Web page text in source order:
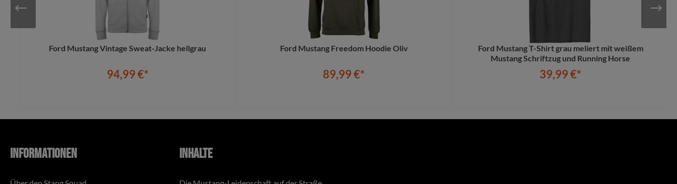
Ford Mustang Vintage Sweat-Jacke hellgrau
94,99 €*
Ford Mustang Freedom Hoodie Oliv
89,99 €*
Ford Mustang T-Shirt grau meliert mit weißem
Mustang Schriftzug und Running Horse
39,99 €*
Informationen Inhalte